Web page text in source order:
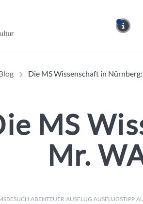
Die MS Wissenschaft in
MS
Mr.
ABENTEUER AUSFLUG AUSFLUGSTIPP